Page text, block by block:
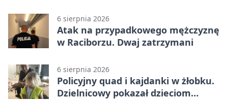
6 sierpnia 2026
Atak na przypadkowego mężczyznę
w Raciborzu. Dwaj zatrzymani
6 sierpnia 2026
Policyjny quad i kajdanki w żłobku.
Dzielnicowy pokazał dzieciom